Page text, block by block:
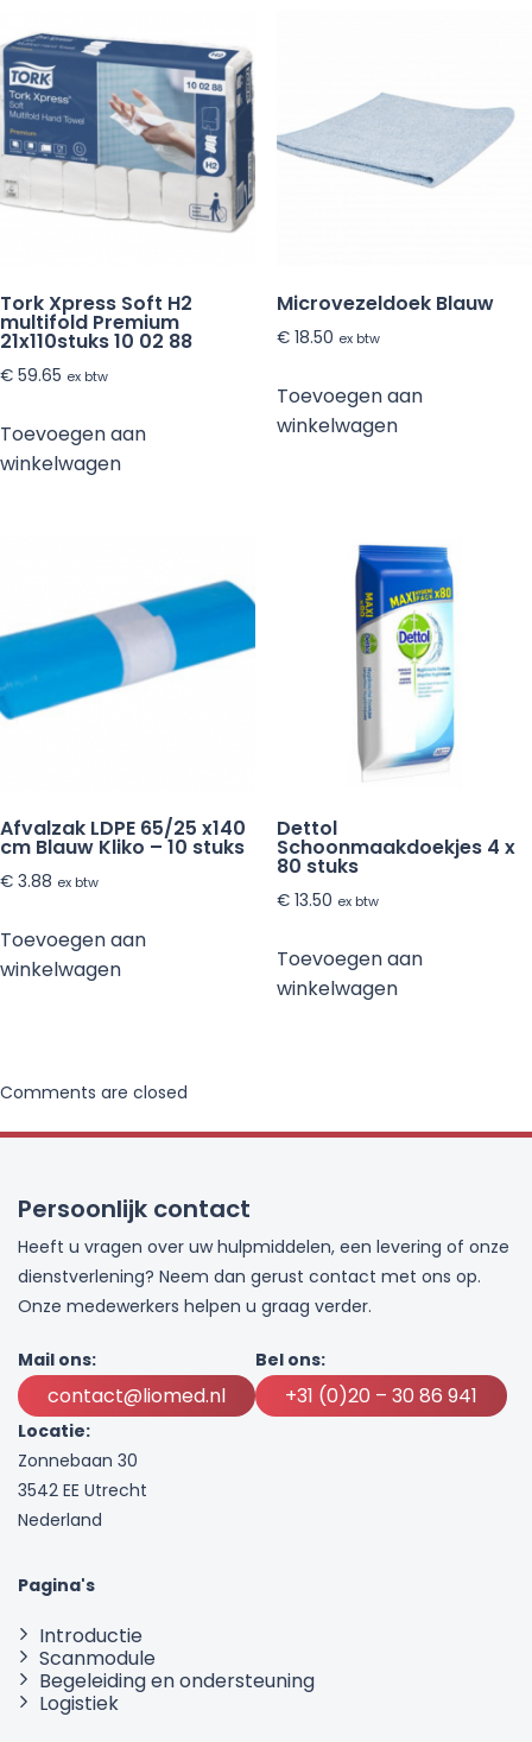
Tork Xpress Soft H2
multifold Premium
21x110stuks 10 02 88
€ 59.65 ex btw
Toevoegen aan
winkelwagen
Microvezeldoek Blauw
€18.50 ex btw
Toevoegen aan
winkelwagen
Afvalzak LDPE 65/25 x140
cm Blauw Kliko – 10 stuks
€ 3.88 ex btw
Toevoegen aan
winkelwagen
Dettol
Schoonmaakdoekjes 4 x
80 stuks
€13.50 ex btw
Toevoegen aan
winkelwagen
Comments are closed
Persoonlijk contact
Heeft u vragen over uw hulpmiddelen, een levering of onze
dienstverlening? Neem dan gerust contact met ons op.
Onze medewerkers helpen u graag verder.
Mail ons:
contact@liomed.nl
Bel ons:
+31 (0)20 – 30 86 941
Locatie:
Zonnebaan 30
3542 EE Utrecht
Nederland
Pagina's
Introductie
Scanmodule
Begeleiding en ondersteuning
Logistiek